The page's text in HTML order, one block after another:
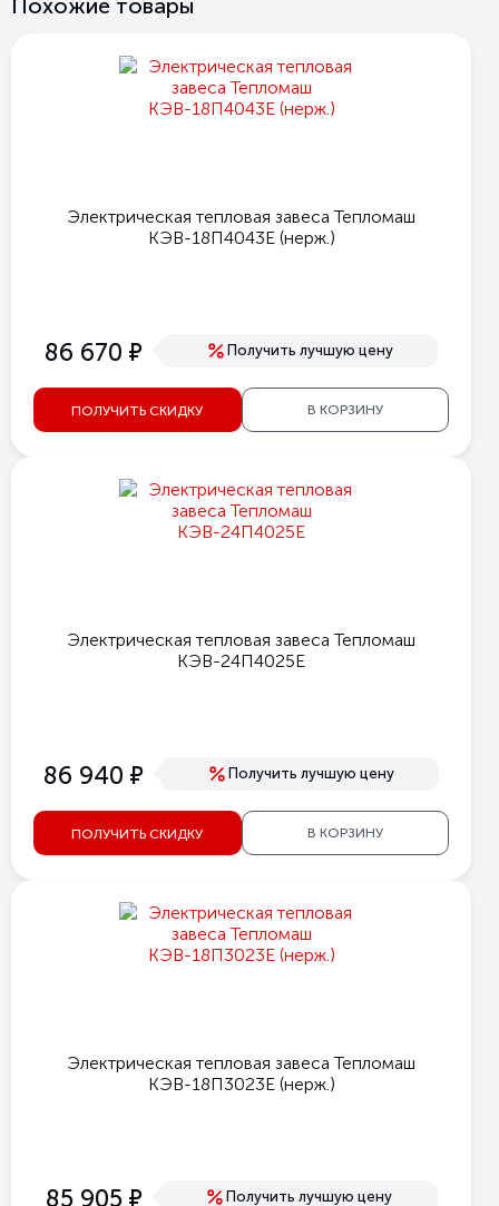
Похожие товары
Электрическая тепловая завеса Тепломаш
КЭВ-18П4043Е (нерж.)
86 670 е Получить лучшую цену
ПОЛУЧИТЬ СКИДКУ В КОРЗИНУ
Электрическая тепловая завеса Тепломаш
КЭВ-24П4025E
86 940 е Получить лучшую цену
ПОЛУЧИТЬ СКИДКУ В КОРЗИНУ
Электрическая тепловая завеса Тепломаш
КЭВ-18П3023E (нерж.)
85 905 е Получить лучшую цену